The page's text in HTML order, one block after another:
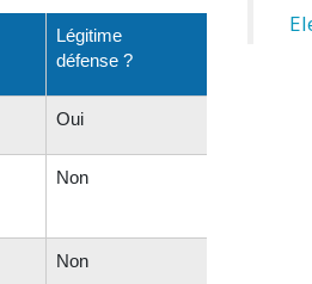
Légitime
défense ?
Oui
Non
Non